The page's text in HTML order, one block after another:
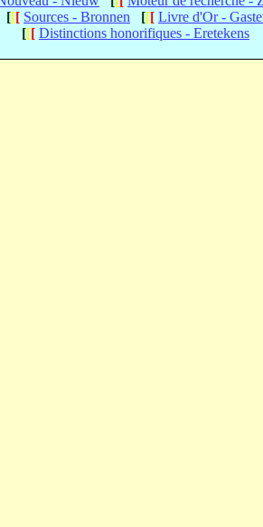
[[[ Sources - Bronnen [[[ Livre d'Or -
[[[ Distinctions honorifiques - Eretekens